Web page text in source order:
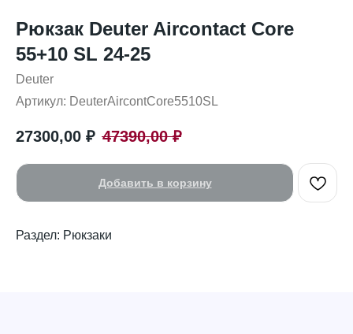
Рюкзак Deuter Aircontact Core
55+10 SL 24-25
Deuter
Артикул: DeuterAircontCore5510SL
27300,00 ₽ 47390,00 ₽
Добавить в корзину
Раздел: Рюкзаки